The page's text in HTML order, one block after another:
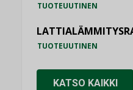
TUOTEUUTINEN
TUOTEUUTINEN
KATSO KAIKKI